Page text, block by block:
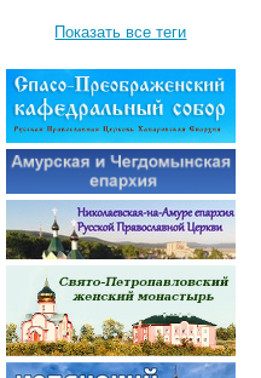
Показать все теги